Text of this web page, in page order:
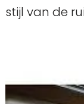
stijl van de